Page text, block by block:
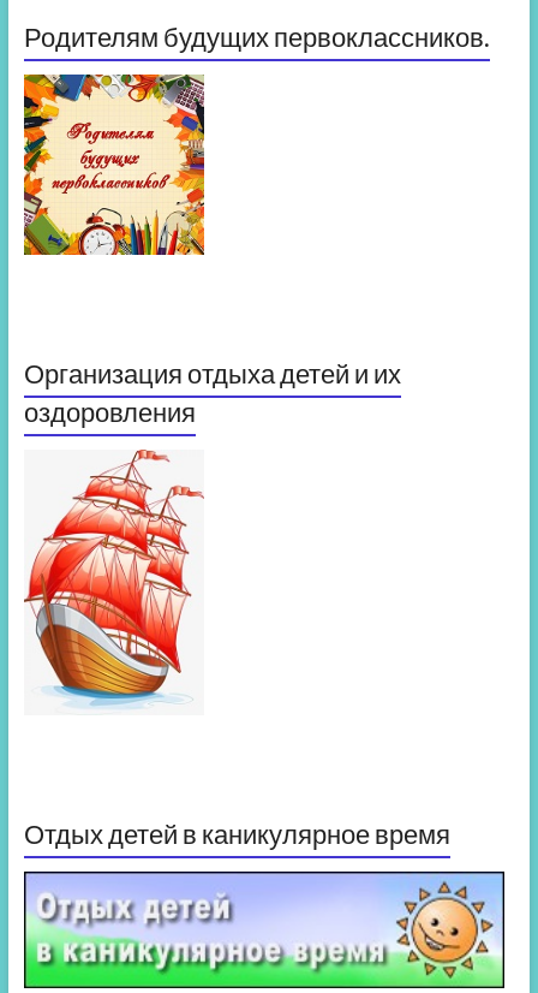
Родителям будущих первоклассников.
Организация отдыха детей и их
оздоровления
Отдых детей в каникулярное время